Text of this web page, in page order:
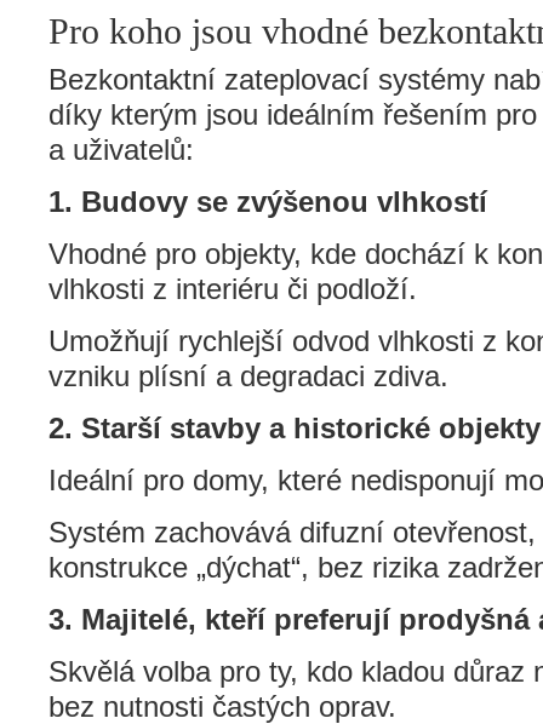
Pro koho jsou vhodné
Bezkontaktní zateplovací systémy
díky kterým jsou ideálním řešením
a uživatelů:
1. Budovy se zvýšenou vlhkostí
Vhodné pro objekty, kde dochází k
vlhkosti z interiéru či podloží.
Umožňují rychlejší odvod vlhkosti z
vzniku plísní a degradaci zdiva.
2. Starší stavby a historické objekty
Ideální pro domy, které nedisponují
Systém zachovává difuzní
konstrukce „dýchat“, bez rizika
3. Majitelé, kteří preferují prodyšná
Skvělá volba pro ty, kdo kladou důraz
bez nutnosti častých oprav.